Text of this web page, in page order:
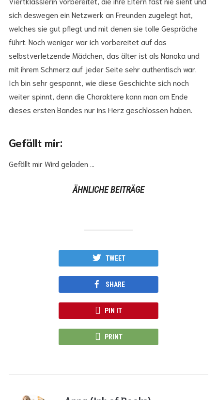
sich deswegen ein Netzwerk an Freunden zugelegt hat,
welches sie gut pflegt und mit denen sie tolle Gespräche
führt. Noch weniger war ich vorbereitet auf das
selbstverletzende Mädchen, das älter ist als Nanoka und
mit ihrem Schmerz auf jeder Seite sehr authentisch war.
Ich bin sehr gespannt, wie diese Geschichte sich noch
weiter spinnt, denn die Charaktere kann man am Ende
dieses ersten Bandes nur ins Herz geschlossen haben.
Gefällt mir:
Gefällt mirWird geladen …
ÄHNLICHE BEITRÄGE
TWEET
SHARE
PIN IT
PRINT